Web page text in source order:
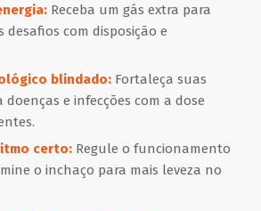
Receba um gás extra para
com disposição e
blindado:Fortaleça suas
doenças e infecções com a dose
certo:Regule o funcionamento
o inchaço para mais leveza no